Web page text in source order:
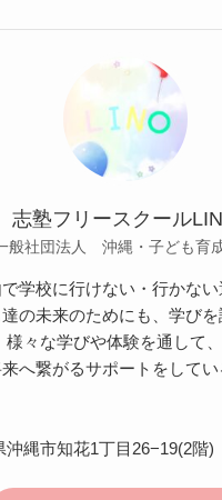
志塾フリースクール
般社団法人 沖縄・子ども育
学校に行けない・行かな
の未来のためにも、学びを
様々な学びや体験を通して
へ繋がるサポートをして
沖縄市知花1丁目26−19(2階)